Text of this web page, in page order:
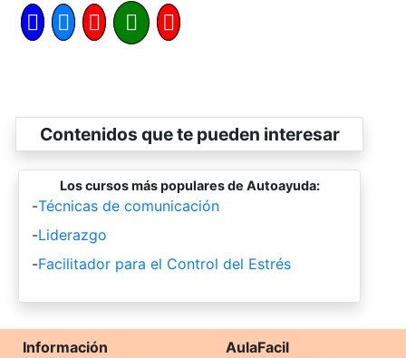
Contenidos que te pueden interesar
Los cursos más populares de Autoayuda:
-Técnicas de comunicación
-Liderazgo
-Facilitador para el Control del Estrés
Información
AulaFacil